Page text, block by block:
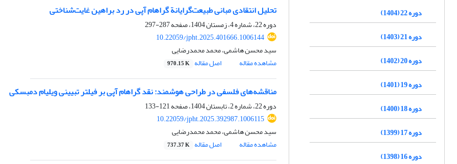
تحلیل انتقادی مبانی طبیعت‌گرایانة گراهام آپی در رد براهین غایت‌شناختی
دوره 22، شماره 4، زمستان 1404، صفحه
287-297
10.22059/jpht.2025.401666.1006144
سید محسن هاشمی، محمد محمدرضایی
مشاهده مقاله
اصل مقاله 970.15 K
مناقشه‌های فلسفی در طراحی هوشمند: نقد گراهام آپی بر فیلتر تبیینی ویلیام دمبسکی
دوره 22، شماره 2، تابستان 1404، صفحه
121-133
10.22059/jpht.2025.392987.1006115
سید محسن هاشمی، محمد محمدرضایی
مشاهده مقاله
اصل مقاله 737.37 K
دوره 22 (1404)
دوره 21 (1403)
دوره 20 (1402)
دوره 19 (1401)
دوره 18 (1400)
دوره 17 (1399)
دوره 16 (1398)